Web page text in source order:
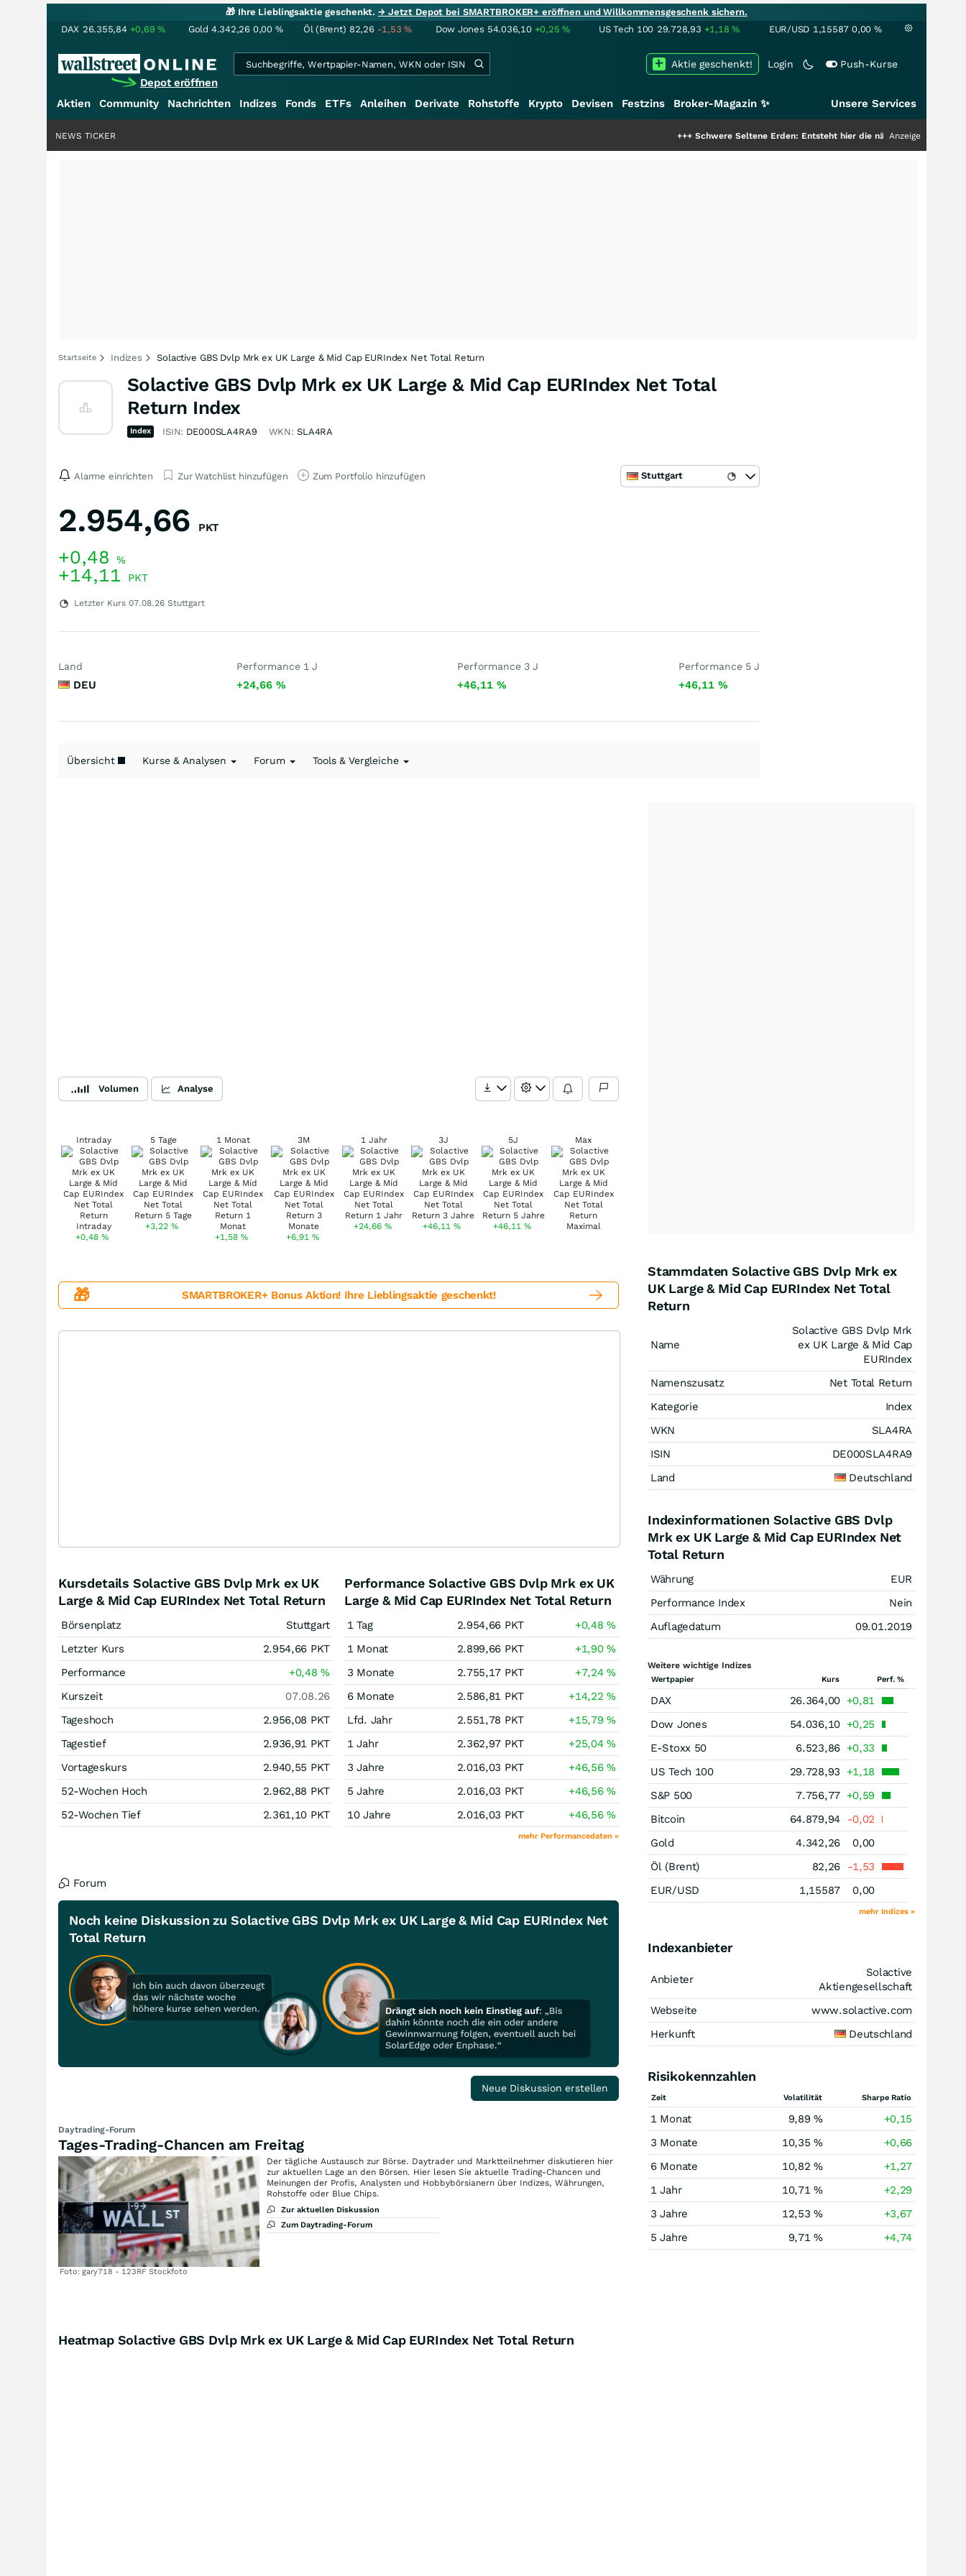
🎁 Ihre Lieblingsaktie geschenkt.→ Jetzt Depot bei SMARTBROKER+ eröffnen und Willkommensgeschenk sichern.
DAX 26.355,84 +0,69% Gold 4.342,26 0,00 % Öl (Brent) 82,26 -1,53% Dow Jones 54.036,10 +0,25% US Tech 100 29.728,93 +1,18% EUR/USD 1,15587 0,00 %
Depot eröffnen
Login Push-Kurse
Aktie geschenkt!
Aktien Community Nachrichten Indizes Fonds ETFs Anleihen Derivate Rohstoffe Krypto Devisen Festzins Broker-Magazin ✨ Unsere Services
Schwere Seltene Erden: Entsteht hier die nächste Milliardenstory?
Anzeige
NEWS TICKER
Startseite Indizes Solactive GBS Dvlp Mrk ex UK Large & Mid Cap EURIndex Net Total Return
Solactive GBS Dvlp Mrk ex UK Large & Mid Cap EURIndex Net Total
Return Index
Index ISIN: DE000SLA4RA9 WKN: SLA4RA
Alarme einrichten Zur Watchlist hinzufügen Zum Portfolio hinzufügen Stuttgart
2.954,66 PKT
+0,48 %
+14,11 PKT
Letzter Kurs 07.08.26 Stuttgart
Land
DEU
Performance 1 J
+24,66 %
Performance 3 J
+46,11%
Performance 5 J
+46,11 %
Übersicht Kurse & Analysen Forum Tools & Vergleiche
Volumen Analyse
Intraday
+0,48%
5 Tage
+3,22%
1 Monat
+1,58%
3M
+6,91 %
1 Jahr
+24,66 %
3J
+46,11%
5J
+46,11 %
Max
🎁 SMARTBROKER+ Bonus Aktion! Ihre Lieblingsaktie geschenkt!
Kursdetails Solactive GBS Dvlp Mrk ex UK
Large & Mid Cap EURIndex Net Total Return
Börsenplatz
Stuttgart
Letzter Kurs
2.954,66 PKT
Performance
+0,48%
Kurszeit
07.08.26
Tageshoch
2.956,08 PKT
Tagestief
2.936,91 PKT
Vortageskurs
2.940,55 PKT
52-Wochen Hoch
2.962,88 PKT
52-Wochen Tief
2.361,10 PKT
Performance Solactive GBS Dvlp Mrk ex UK
Large & Mid Cap EURIndex Net Total Return
1 Tag 2.954,66 PKT +0,48%
1 Monat
2.899,66 PKT +1,90%
3 Monate
2.755,17 PKT +7,24%
6 Monate
2.586,81 PKT +14,22%
Lfd. Jahr
2.551,78 PKT +15,79%
1 Jahr
2.362,97 PKT +25,04%
3 Jahre
2.016,03 PKT +46,56%
5 Jahre
2.016,03 PKT +46,56%
10 Jahre
2.016,03 PKT +46,56%
mehr Performancedaten »
Forum
Noch keine Diskussion zu Solactive GBS Dvlp Mrk ex UK Large & Mid Cap EURIndex Net
Total Return
Neue Diskussion erstellen
Daytrading-Forum
Tages-Trading-Chancen am Freitag
Foto: gary718 - 123RF Stockfoto
Der tägliche Austausch zur Börse. Daytrader und Marktteilnehmer diskutieren hier
zur aktuellen Lage an den Börsen. Hier lesen Sie aktuelle Trading-Chancen und
Meinungen der Profis, Analysten und Hobbybörsianern über Indizes, Währungen,
Rohstoffe oder Blue Chips.
Zur aktuellen Diskussion
Zum Daytrading-Forum
Stammdaten Solactive GBS Dvlp Mrk ex
UK Large & Mid Cap EURIndex Net Total
Return
Name
Solactive GBS Dvlp Mrk
ex UK Large & Mid Cap
EURIndex
Namenszusatz
Net Total Return
Kategorie
Index
WKN
SLA4RA
ISIN
DE000SLA4RA9
Land
Deutschland
Indexinformationen Solactive GBS Dvlp
Mrk ex UK Large & Mid Cap EURIndex Net
Total Return
Währung
EUR
Performance Index
Nein
Auflagedatum
09.01.2019
Weitere wichtige Indizes
Wertpapier Kurs Perf. %
DAX 26.364,00 +0,81
Dow Jones
54.036,10 +0,25
E-Stoxx 50
6.523,86 +0,33
US Tech 100
29.728,93
+1,18
S&P 500
7.756,77 +0,59
Bitcoin
64.879,94
-0,02
Gold
4.342,26
0,00
Öl (Brent)
82,26
-1,53
EUR/USD
1,15587 0,00
mehr Indizes »
Indexanbieter
Anbieter
Solactive
Aktiengesellschaft
Webseite
www.solactive.com
Herkunft
Deutschland
Risikokennzahlen
Zeit Volatilität Sharpe Ratio
1 Monat 9,89 %
+0,15
3 Monate
10,35 %
+0,66
6 Monate
10,82 %
+1,27
1 Jahr
10,71 %
+2,29
3 Jahre
12,53 %
+3,67
5 Jahre
9,71 % +4,74
Heatmap Solactive GBS Dvlp Mrk ex UK Large & Mid Cap EURIndex Net Total Return